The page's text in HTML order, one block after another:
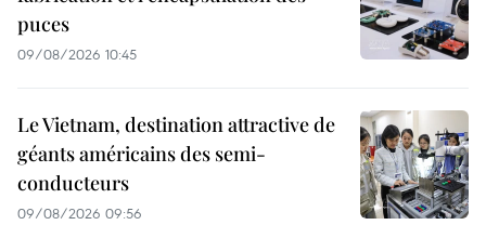
puces
09/08/2026 10:45
Le Vietnam, destination attractive de
géants américains des semi-
conducteurs
09/08/2026 09:56